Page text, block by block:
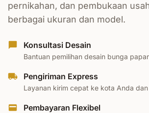
pernikahan, dan pembukaan
berbagai ukuran dan model.
Konsultasi Desain
Bantuan pemilihan desain bunga
Pengiriman Express
Layanan kirim cepat ke kota Anda
Pembayaran Flexibel